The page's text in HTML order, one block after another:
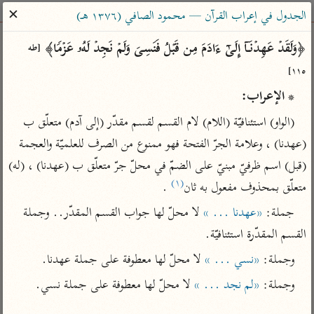
ساهم معنا في نشر القرآن والعلم الشرعي
الباحث القرآني
Type 2 or more characters for results.
Type 1 or more
characters for results.
أمّهات
تفسير الطبري
تفسير ابن كثير
تفسير القرطبي
تفسير البغوي
عامّة
فتح البيان للقنوجي
فتح القدير للشوكاني
تفسير ابن جزي
موسوعات
معاصرة
المختصر في
تفسير السعدي
أيسر التفاسير
الجدول في إعراب القرآن — محمود الصافي (١٣٧٦ هـ)
✕
﴿وَلَقَدۡ عَهِدۡنَاۤ إِلَىٰۤ ءَادَمَ مِن قَبۡلُ فَنَسِیَ وَلَمۡ نَجِدۡ لَهُۥ عَزۡمࣰا﴾
١١٥]
* الإعراب:
متعلّق بمحذوف مفعول به ثان(١)
.
جملة: «عهدنا ... »
القسم المقدّرة استئنافيّة.
وجملة: «نسي ... » لا محلّ لها معطوفة على جملة عهدنا.
وجملة: «لم نجد ... » لا محلّ لها معطوفة على جملة نسي.